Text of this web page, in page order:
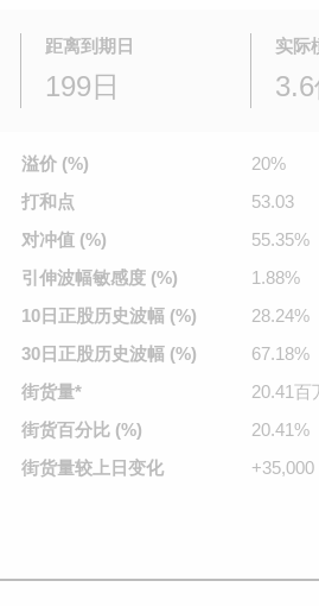
距离到期日
199日
实际
溢价 (%)
20%
打和点
53.03
对冲值 (%)
55.35%
引伸波幅敏感度 (%)
1.88%
10日正股历史波幅 (%)
28.24%
30日正股历史波幅 (%)
67.18%
街货量*
20.41百
街货百分比 (%)
20.41%
街货量较 上日变化 +35,000